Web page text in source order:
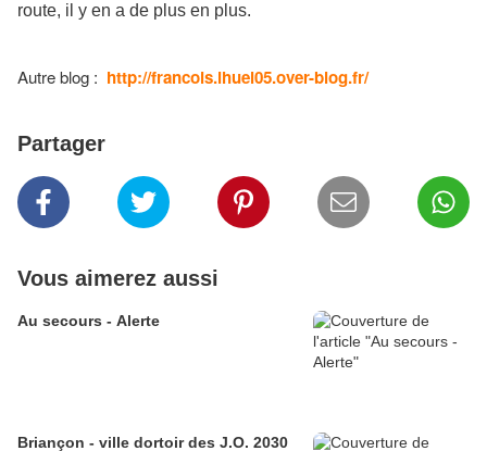
route, il y en a de plus en plus.
Autre blog : http://francois.ihuel05.over-blog.fr/
Partager
Vous aimerez aussi
Au secours - Alerte
Briançon - ville dortoir des J.O. 2030